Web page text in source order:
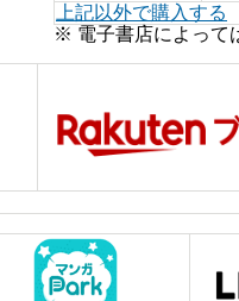
上記以外で購入する
※ 電子書店によって